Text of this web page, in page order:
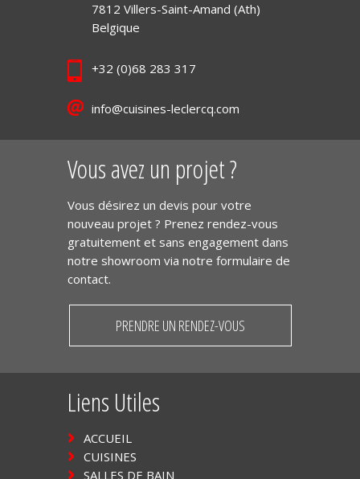
7812 Villers-Saint-Amand (Ath)
Belgique
+32 (0)68 283 317
info@cuisines-leclercq.com
Vous avez un projet ?
Vous désirez un devis pour votre
nouveau projet ? Prenez rendez-vous
gratuitement et sans engagement dans
notre showroom via notre formulaire de
contact.
PRENDRE UN RENDEZ-VOUS
Liens Utiles
ACCUEIL
CUISINES
SALLES DE BAIN